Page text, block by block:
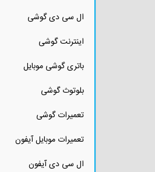
ال سی دی گوشی
اینترنت گوشی
باتری گوشی موبایل
بلوتوث گوشی
تعمیرات گوشی
تعمیرات موبایل آیفون
ال سی دی آیفون